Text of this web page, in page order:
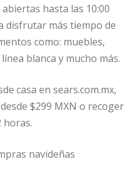
hasta las 10:00
disfrutar más tiempo de
como: muebles,
blanca y mucho más.
casa en sears.com.mx,
$299 MXN o recoger
horas.
navideñas